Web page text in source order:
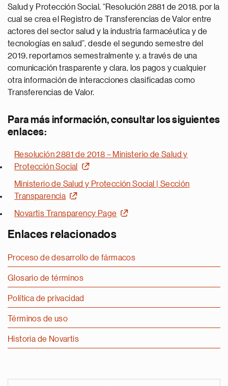
Salud y Protección Social, “Resolución 2881 de 2018, por la
cual se crea el Registro de Transferencias de Valor entre
actores del sector salud y la industria farmacéutica y de
tecnologías en salud”, desde el segundo semestre del
2019, reportamos semestralmente y, a través de una
comunicación trasparente y clara, los pagos y cualquier
otra información de interacciones clasificadas como
Transferencias de Valor.
Para más información, consultar los siguientes
enlaces:
Resolución 2881 de 2018 – Ministerio de Salud y
Protección Social
Ministerio de Salud y Protección Social | Sección
Transparencia
Novartis Transparency Page
Enlaces relacionados
Proceso de desarrollo de fármacos
Glosario de términos
Política de privacidad
Términos de uso
Historia de Novartis